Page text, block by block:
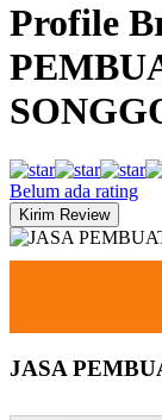
Profile
Belum ada rating
JASA